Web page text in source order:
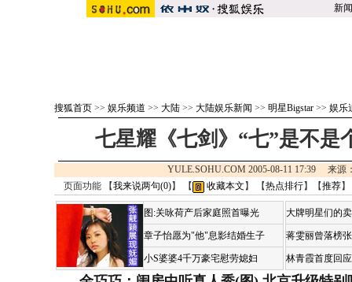
新闻
搜狐首页 >> 娱乐频道 >> 大陆 >> 大陆娱乐新闻 >> 明星Bigstar >> 娱乐
七星耀《七剑》“七”是不是
YULE.SOHU.COM 2005-08-11 17:39 来源
页面功能 【我来说两句(0)】 【 收藏本文 】 【热点排行】【推荐
图:关咏荷产后家庭照首曝光
章子怡愿为"他"息影结婚生子
小S婆婆4千万豪宅慰劳媳妇
大牌明星们的
蒋雯丽曾落榜
林青霞首度回